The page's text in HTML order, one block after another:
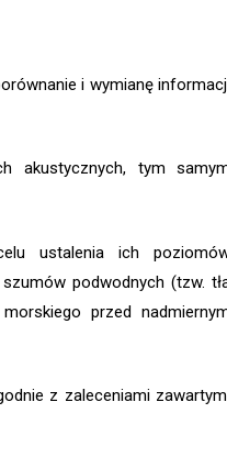
i wymianę
akustycznych, tym
ustalenia ich
podwodnych (tzw.
przed
z zaleceniami